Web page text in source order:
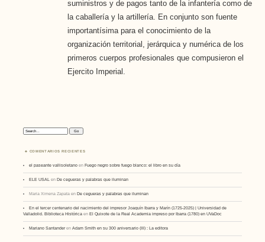
suministros y de pagos tanto de la infantería como de
la caballería y la artillería. En conjunto son fuente
importantísima para el conocimiento de la
organización territorial, jerárquica y numérica de los
primeros cuerpos profesionales que compusieron el
Ejercito Imperial.
Search:
COMENTARIOS RECIENTES
el paseante vallisoletano enFuego negro sobre fuego blanco: el libro en su día
ELE USAL enDe cegueras y palabras que iluminan
Maria Ximena Zapata enDe cegueras y palabras que iluminan
En el tercer centenario del nacimiento del impresor Joaquín Ibarra y Marín (1725-2025) | Universidad de
Valladolid. Biblioteca Histórica enEl Quixote de la Real Academia impreso por Ibarra (1780) en UVaDoc
Mariano SantanderenAdam Smith en su 300 aniversario (III) : La editora